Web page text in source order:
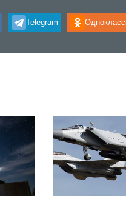
Telegram